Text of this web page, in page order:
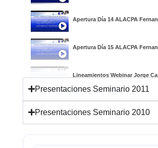
Apertura Día 14 ALACPA
Apertura Día 15 ALACPA
Lineamientos Webinar Jorge
Lineamientos Webinar Mauricio
Presentaciones Seminario 2011
Presentaciones Seminario 2010